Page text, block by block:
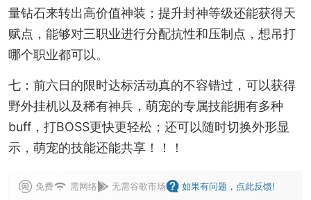
量钻石来转出高价值神装；提升封神等级还能获得天
赋点，能够对三职业进行分配抗性和压制点，想吊打
哪个职业都可以。
七：前六日的限时达标活动真的不容错过，可以获得
野外挂机以及稀有神兵，萌宠的专属技能拥有多种
buff，打BOSS更快更轻松；还可以随时切换外形显
示，萌宠的技能还能共享！！！
免费 需网络 无需谷歌市场 如果有问题，点此反馈!